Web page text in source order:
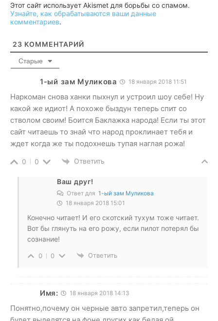
Этот сайт использует Akismet для борьбы со спамом.
Узнайте, как обрабатываются ваши данные
комментариев.
23 КОММЕНТАРИЙ
Старые
1-ый зам Муликова 18 января 2018 11:51
Наркоман снова ханки пыхнул и устроил шоу себе! Ну
какой же идиот! А похоже быздун теперь спит со
стволом своим! Боится Баклажка народа! Если ты этот
сайт читаешь то знай что народ проклинает тебя и
ждет когда же ты подохнешь тупая наглая рожа!
0 0 Ответить
Ваш друг!
Ответ для 1-ый зам Муликова
18 января 2018 15:01
Конечно читает! И его скотский тухум тоже читает.
Вот бы глянуть на его рожу, если пилот потерял бы
сознание!
0 0 Ответить
Имя: 18 января 2018 14:13
Понятно,почему он черные авто запретил,теперь он